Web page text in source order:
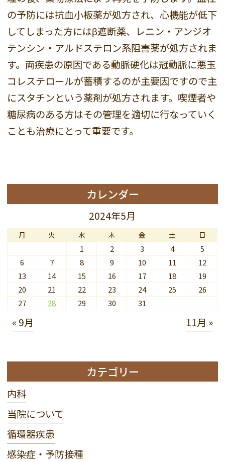
の予防には抗血小板薬が処方され、心機能が低下
してしまった方にはβ遮断薬、レニン・アンジオ
テンシン・アルドステロン系阻害薬が処方されま
す。両疾患の原因である動脈硬化は冠動脈に悪玉
コレステロールが蓄積するのが主要因ですので主
にスタチンという薬剤が処方されます。喫煙者や
糖尿病のある方はその管理を適切に行なっていく
ことも治療にとって重要です。
カレンダー
2024年5月
月 火 水 木 金 土 日
1 2 3 4
5
6
7 8 9 10 11
12
13
14 15 16 17 18
19
20
21 22 23 24 25
26
27
28 29 30 31
« 9月 11月 »
カテゴリー
内科
当院について
循環器疾患
感染症・予防接種